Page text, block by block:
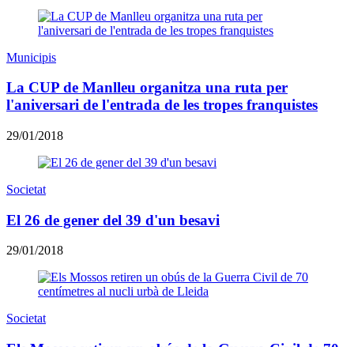
Municipis
La CUP de Manlleu organitza una ruta per
l'aniversari de l'entrada de les tropes franquistes
29/01/2018
Societat
El 26 de gener del 39 d'un besavi
29/01/2018
Societat